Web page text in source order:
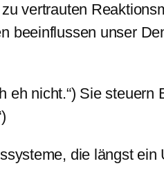
vertrauten
beeinflussen unser
nicht.“) Sie
die längst